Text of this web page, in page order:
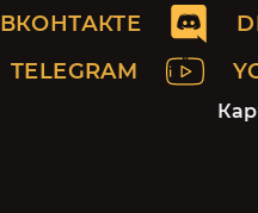
ВКОНТАКТЕ
TELEGRAM